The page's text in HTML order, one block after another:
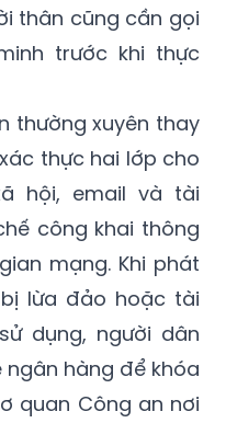
thân cũng cần gọi
trước khi thực
thường xuyên thay
thực hai lớp cho
hội, email và tài
công khai thông
mạng. Khi phát
lừa đảo hoặc tài
dụng, người dân
ngân hàng để khóa
quan Công an nơi